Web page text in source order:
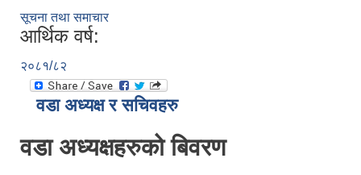
सूचना तथा समाचार
आर्थिक वर्ष:
२०८१/८२
वडा अध्यक्ष र सचिवहरु
वडा अध्यक्षहरुको बिवरण